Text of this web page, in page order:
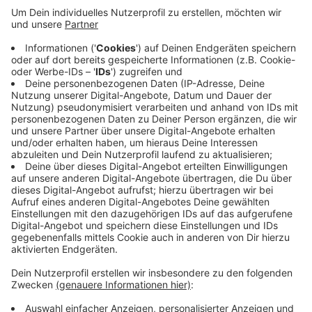
zwischen Philipsstraße und Madrider Ring
gearbeitet. Fußgänger und Radfahrer können in
der Zeit über die Neuenhofstraße und den
Eisenbahnweg ausweichen.
Nächste Woche geht es dann mit der Strecke
zwischen Madrider Ring und Haarhofstraße weiter.
Die gesamten Baumpflegearbeiten dauern
voraussichtlich bis Frühjahr 2024.
Veröffentlicht:Mittwoch, 25.01.2023 06:36
Anzeige